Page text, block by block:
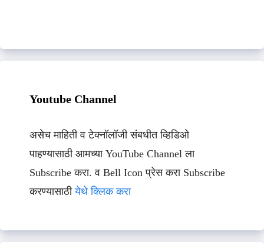
Youtube Channel
असेच माहिती व टेक्नॉलॉजी संबधीत व्हिडिओ
पाहण्यासाठी आमच्या YouTube Channel ला
Subscribe करा. व Bell Icon प्रेस करा Subscribe
करण्यासाठीयेथे क्लिक करा